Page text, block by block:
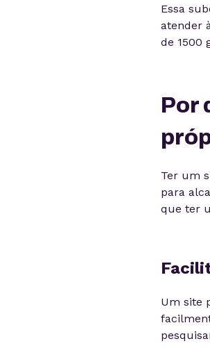
Essa
atender
de 1500
Por
Ter um
para
que ter
Um site